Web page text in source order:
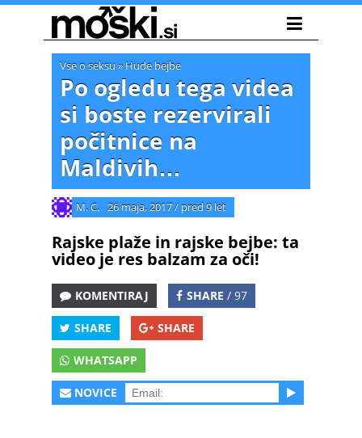
Vse o seksu » Hude bejbe
Po ogledu tega videa
si boste rezervirali
počitnice na
Maldivih…
M. C. 26 maja, 2017/ pred 9 let
Rajske plaže in rajske bejbe: ta
video je res balzam za oči!
KOMENTIRAJ SHARE / 97
SHARE SHARE
WHATSAPP
NOVICE